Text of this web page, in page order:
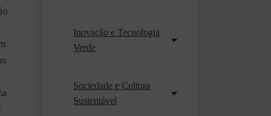
Inovação e Tecnologia
Verde
Sociedade e Cultura
Sustentável